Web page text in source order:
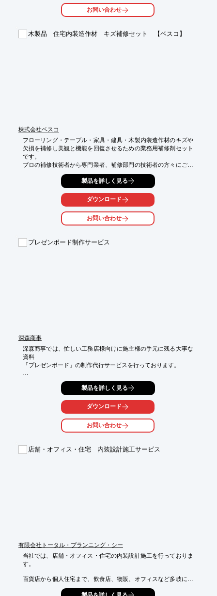
・クロスの張り替え・床の張り替え・間仕切りの変更　など
・フロア全体の改修から、部分的な補修まで
お問い合わせ
木製品 住宅内装造作材 キズ補修セット 【ベスコ】
株式会社ベスコ
フローリング・テーブル・家具・建具・木製内装造作材のキズや
欠損を補修し美観と機能を回復させるための業務用補修剤セット
です。
プロの補修技術者から専門業者、補修部門の技術者の方々にご愛
用いただいている製品です。
製品を詳しく見る
ダウンロード
お問い合わせ
プレゼンボード制作サービス
深森商事
深森商事では、忙しい工務店様向けに施主様の手元に残る大事な
資料
「プレゼンボード」の制作代行サービスを行っております。
フリーハンドで描いた図面でも、CADを使用して描いた図面も、
プランの形状が分かるものであれば、幅広く承ります。
当社スタッフにも建築知識があるため、柔軟な対応が可能。
さらに、高品質で低価格を実現します。
また、「作成例」や「料金プラン」などもご紹介しております。
■手描き調パースが標準
製品を詳しく見る
ダウンロード
お問い合わせ
店舗・オフィス・住宅 内装設計施工サービス
有限会社トータル・プランニング・シー
当社では、店舗・オフィス・住宅の内装設計施工を行っておりま
す。
百貨店から個人住宅まで、飲食店、物販、オフィスなど多岐に渡